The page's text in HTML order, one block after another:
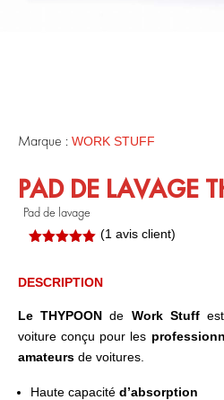
Marque : WORK STUFF
PAD DE LAVAGE
Pad de lavage
basé sur
(1 avis client)
DESCRIPTION
Le THYPOONde Work Stuff
voiture conçu pour les
amateurs de voitures.
Haute capacité d’absorption